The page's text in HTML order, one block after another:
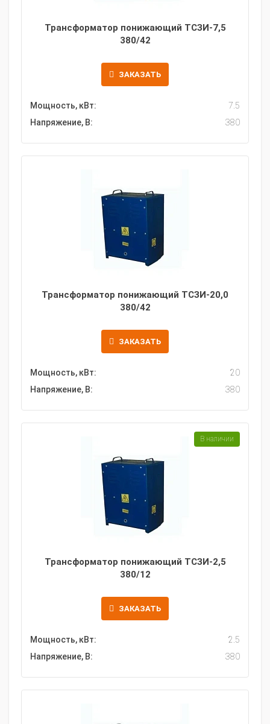
Трансформатор понижающий ТСЗИ-7,5
380/42
ЗАКАЗАТЬ
Мощность, кВт:
7.5
Напряжение, В:
380
Трансформатор понижающий ТСЗИ-20,0
380/42
ЗАКАЗАТЬ
Мощность, кВт:
20
Напряжение, В:
380
Трансформатор понижающий ТСЗИ-2,5
380/12
ЗАКАЗАТЬ
Мощность, кВт:
2.5
Напряжение, В:
380
В наличии